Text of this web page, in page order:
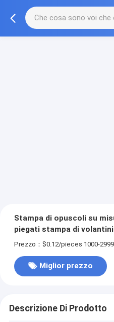
Stampa di opuscoli su
piegati stampa di
misura
Prezzo：$0.12/pieces 1000-
Miglior prezzo
Descrizione Di Prodotto